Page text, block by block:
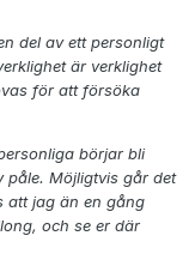
del av ett personligt
är verklighet
för att försöka
börjar bli
påle. Möjligtvis går det
att jag än en gång
och se er där